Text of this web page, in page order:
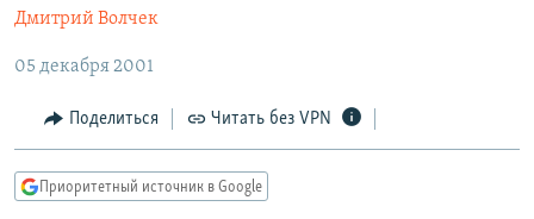
навигации
Вернутся
поиску
КУЛЬТУРА
IDEL.РЕАЛИИ
КАВКАЗ.РЕАЛИИ
СИБИРЬ.РЕАЛИИ
Дмитрий Волчек
05 декабря 2001
Поделиться Читать без VPN
Приоритетный источник в Google